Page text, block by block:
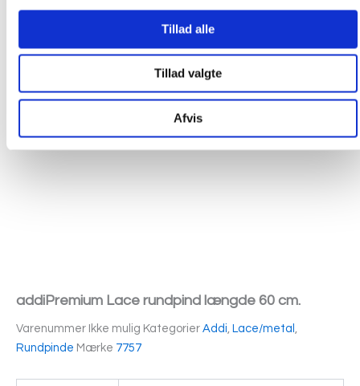
Tillad alle
Tillad valgte
Afvis
addiPremium Lace rundpind længde 60 cm.
Varenummer Ikke mulig Kategorier Addi, Lace/metal ,
Rundpinde Mærke 7757